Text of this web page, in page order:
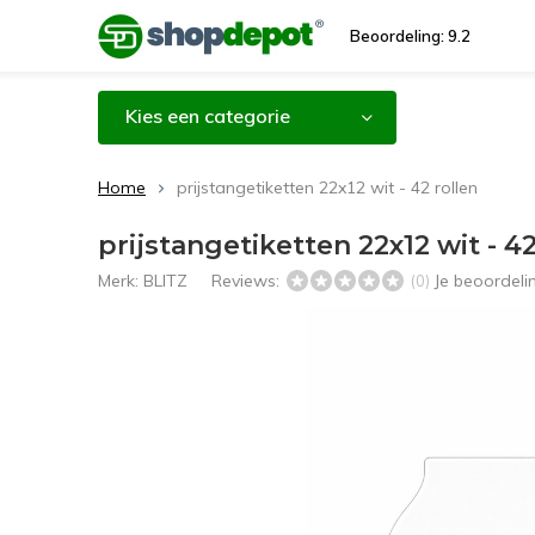
Beoordeling: 9.2
Kies een categorie
Home prijstangetiketten 22x12 wit - 42 rollen
prijstangetiketten 22x12 wit -
Merk: BLITZ Reviews: (0) Je